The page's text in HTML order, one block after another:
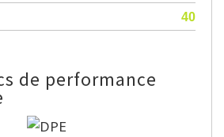
40
de performance